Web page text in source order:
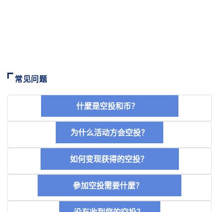
常见问题
什麼是空投和币？
为什么活动方会空投？
如何变现获得的空投？
參加空投需要什麼？